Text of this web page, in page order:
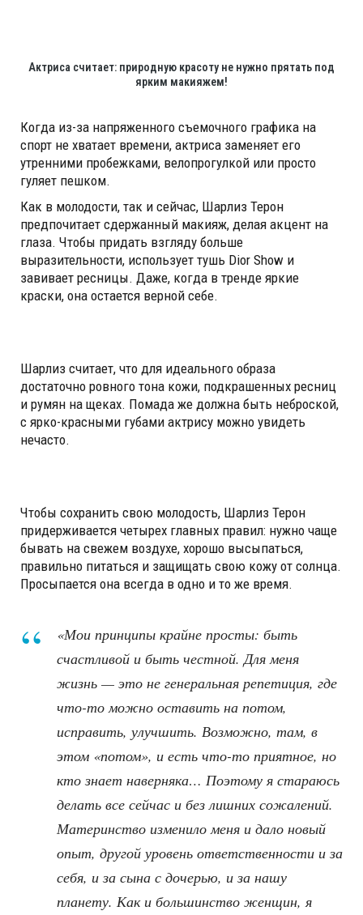
Актриса считает: природную красоту не нужно прятать под
ярким макияжем!
Когда из-за напряженного съемочного графика на
спорт не хватает времени, актриса заменяет его
утренними пробежками, велопрогулкой или просто
гуляет пешком.
Как в молодости, так и сейчас, Шарлиз Терон
предпочитает сдержанный макияж, делая акцент на
глаза. Чтобы придать взгляду больше
выразительности, использует тушь Dior Show и
завивает ресницы. Даже, когда в тренде яркие
краски, она остается верной себе.
Шарлиз считает, что для идеального образа
достаточно ровного тона кожи, подкрашенных ресниц
и румян на щеках. Помада же должна быть неброской,
с ярко-красными губами актрису можно увидеть
нечасто.
Чтобы сохранить свою молодость, Шарлиз Терон
придерживается четырех главных правил: нужно чаще
бывать на свежем воздухе, хорошо высыпаться,
правильно питаться и защищать свою кожу от солнца.
Просыпается она всегда в одно и то же время.
«Мои принципы крайне просты: быть
счастливой и быть честной. Для меня
жизнь — это не генеральная репетиция, где
что-то можно оставить на потом,
исправить, улучшить. Возможно, там, в
этом «потом», и есть что-то приятное, но
кто знает наверняка… Поэтому я стараюсь
делать все сейчас и без лишних сожалений.
Материнство изменило меня и дало новый
опыт, другой уровень ответственности и за
себя, и за сына с дочерью, и за нашу
планету. Как и большинство женщин, я